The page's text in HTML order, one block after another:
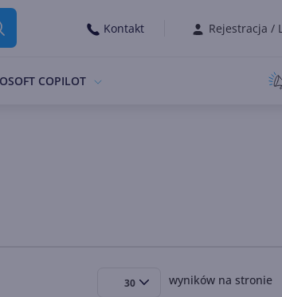
Kontakt Rejestracja /
COPILOT
30 wyników na stronie